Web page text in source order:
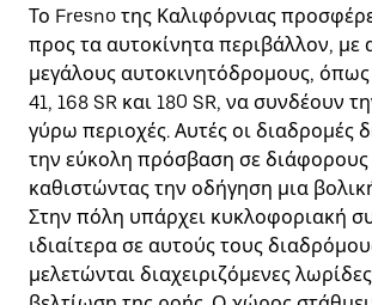
Το Fresno της Καλιφόρνιας
προς τα αυτοκίνητα περιβάλλον, με
μεγάλους αυτοκινητόδρομους, όπως
41, 168 SR και 180 SR, να συνδέουν
γύρω περιοχές. Αυτές οι διαδρομές
την εύκολη πρόσβαση σε
καθιστώντας την οδήγηση μια
Στην πόλη υπάρχει κυκλοφοριακή
ιδιαίτερα σε αυτούς τους
μελετώνται διαχειριζόμενες